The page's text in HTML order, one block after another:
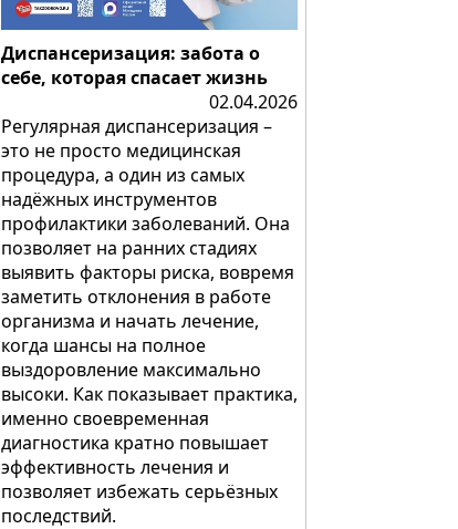
Диспансеризация: забота о
себе, которая спасает жизнь
02.04.2026
Регулярная диспансеризация –
это не просто медицинская
процедура, а один из самых
надёжных инструментов
профилактики заболеваний. Она
позволяет на ранних стадиях
выявить факторы риска, вовремя
заметить отклонения в работе
организма и начать лечение,
когда шансы на полное
выздоровление максимально
высоки. Как показывает практика,
именно своевременная
диагностика кратно повышает
эффективность лечения и
позволяет избежать серьёзных
последствий.